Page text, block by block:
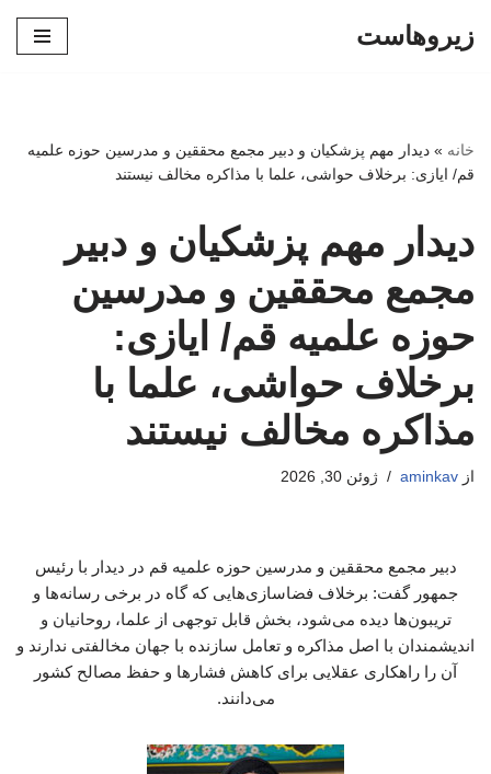
زیروهاست
خانه » دیدار مهم پزشکیان و دبیر مجمع محققین و مدرسین حوزه علمیه
قم/ ایازی: برخلاف حواشی، علما با مذاکره مخالف نیستند
دیدار مهم پزشکیان و دبیر
مجمع محققین و مدرسین
حوزه علمیه قم/ ایازی:
برخلاف حواشی، علما با
مذاکره مخالف نیستند
از aminkav ژوئن 30, 2026
دبیر مجمع محققین و مدرسین حوزه علمیه قم در دیدار با رئیس
جمهور گفت: برخلاف فضاسازی‌هایی که گاه در برخی رسانه‌ها و
تریبون‌ها دیده می‌شود، بخش قابل توجهی از علما، روحانیان و
اندیشمندان با اصل مذاکره و تعامل سازنده با جهان مخالفتی ندارند و
آن را راهکاری عقلایی برای کاهش فشارها و حفظ مصالح کشور
می‌دانند.